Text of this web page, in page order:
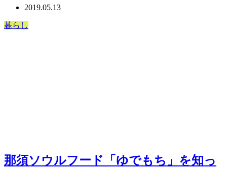
2019.05.13
暮らし
那須ソウルフード「ゆでもち」を知っ